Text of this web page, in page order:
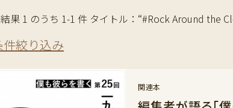
果 1 のうち 1-1 件 タイトル：“#Rock Around the
件絞り込み
関連本